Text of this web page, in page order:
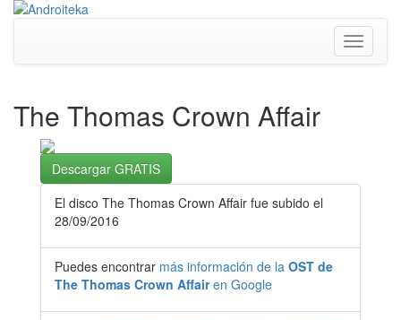
Toggle
The Thomas Crown Affair
Descargar GRATIS
El disco The Thomas Crown Affair fue subido el
28/09/2016
Puedes encontrar más información de la OST de
The Thomas Crown Affairen Google